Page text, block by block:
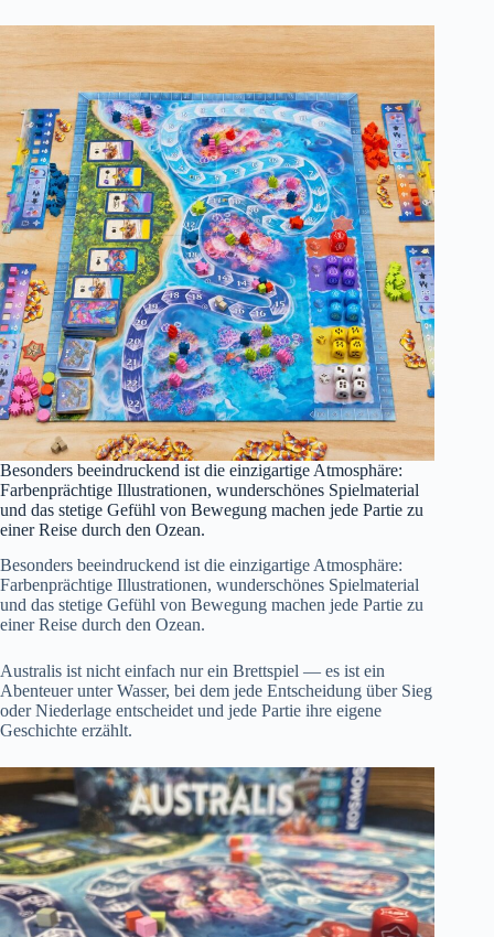
Besonders beeindruckend ist die einzigartige Atmosphäre:
Farbenprächtige Illustrationen, wunderschönes Spielmaterial
und das stetige Gefühl von Bewegung machen jede Partie zu
einer Reise durch den Ozean.
Besonders beeindruckend ist die einzigartige Atmosphäre:
Farbenprächtige Illustrationen, wunderschönes Spielmaterial
und das stetige Gefühl von Bewegung machen jede Partie zu
einer Reise durch den Ozean.
Australis ist nicht einfach nur ein Brettspiel — es ist ein
Abenteuer unter Wasser, bei dem jede Entscheidung über Sieg
oder Niederlage entscheidet und jede Partie ihre eigene
Geschichte erzählt.